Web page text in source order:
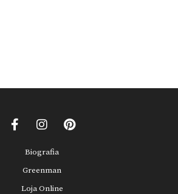
Biografia
Greenman
Loja Online